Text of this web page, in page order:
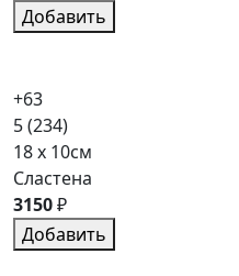
Добавить
+63
5(234)
18 x 10см
Сластена
3150₽
Добавить